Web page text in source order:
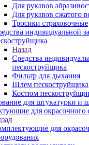
Для рукавов
Для рукавов сжатого
Тросики страховочные
индивидуальной
Назад
Средства
пескоструйщика
Фильтр для дыхания
Шлем пескоструйщика
Костюм
для штукатурки и
для окрасочного
для